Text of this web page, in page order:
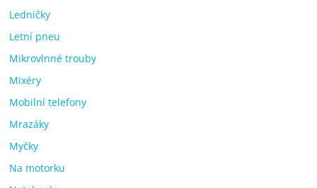
Ledničky
Letní pneu
Mikrovlnné trouby
Mixéry
Mobilní telefony
Mrazáky
Myčky
Na motorku